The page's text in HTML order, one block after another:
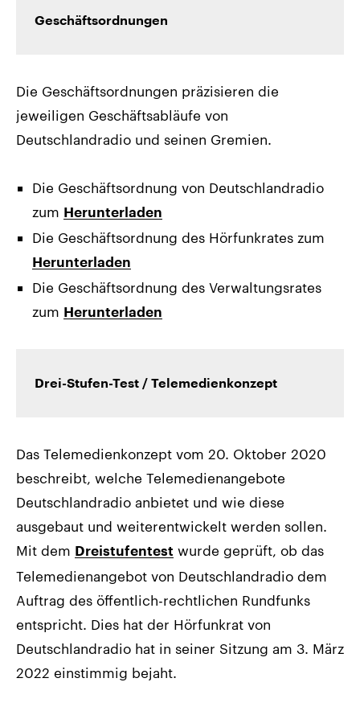
Geschäftsordnungen
Die Geschäftsordnungen präzisieren die
jeweiligen Geschäftsabläufe von
Deutschlandradio und seinen Gremien.
Die Geschäftsordnung von Deutschlandradio
zum Herunterladen
Die Geschäftsordnung des Hörfunkrates zum
Herunterladen
Die Geschäftsordnung des Verwaltungsrates
zum Herunterladen
Drei-Stufen-Test / Telemedienkonzept
Das Telemedienkonzept vom 20. Oktober 2020
beschreibt, welche Telemedienangebote
Deutschlandradio anbietet und wie diese
ausgebaut und weiterentwickelt werden sollen.
Mit dem Dreistufentest wurde geprüft, ob das
Telemedienangebot von Deutschlandradio dem
Auftrag des öffentlich-rechtlichen Rundfunks
entspricht. Dies hat der Hörfunkrat von
Deutschlandradio hat in seiner Sitzung am 3. März
2022 einstimmig bejaht.